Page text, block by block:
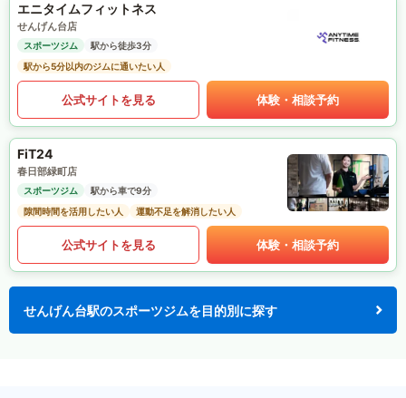
エニタイムフィットネス
せんげん台店
スポーツジム
駅から徒歩3分
駅から5分以内のジムに通いたい人
公式サイトを見る 体験・相談予約
FiT24
春日部緑町店
スポーツジム
駅から車で9分
隙間時間を活用したい人
運動不足を解消したい人
公式サイトを見る 体験・相談予約
せんげん台駅のスポーツジムを目的別に探す